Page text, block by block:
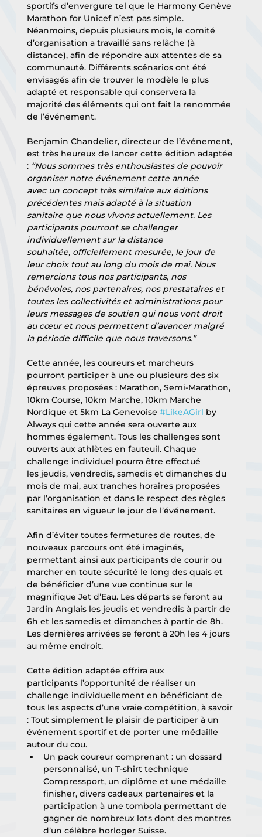
sportifs d’envergure tel que le Harmony Genève
Marathon for Unicef n’est pas simple.
Néanmoins, depuis plusieurs mois, le comité
d’organisation a travaillé sans relâche (à
distance), afin de répondre aux attentes de sa
communauté. Différents scénarios ont été
envisagés afin de trouver le modèle le plus
adapté et responsable qui conservera la
majorité des éléments qui ont fait la renommée
de l’événement.
Benjamin Chandelier, directeur de l’événement,
est très heureux de lancer cette édition adaptée
: “Nous sommes très enthousiastes de pouvoir
organiser notre événement cette année
avec un concept très similaire aux éditions
précédentes mais adapté à la situation
sanitaire que nous vivons actuellement. Les
participants pourront se challenger
individuellement sur la distance
souhaitée, officiellement mesurée, le jour de
leur choix tout au long du mois de mai. Nous
remercions tous nos participants, nos
bénévoles, nos partenaires, nos prestataires et
toutes les collectivités et administrations pour
leurs messages de soutien qui nous vont droit
au cœur et nous permettent d’avancer malgré
la période difficile que nous traversons.”
Cette année, les coureurs et marcheurs
pourront participer à une ou plusieurs des six
épreuves proposées : Marathon, Semi-Marathon,
10km Course, 10km Marche, 10km Marche
Nordique et 5km La Genevoise #LikeAGirl by
Always qui cette année sera ouverte aux
hommes également. Tous les challenges sont
ouverts aux athlètes en fauteuil. Chaque
challenge individuel pourra être effectué
les jeudis, vendredis, samedis et dimanches du
mois de mai, aux tranches horaires proposées
par l’organisation et dans le respect des règles
sanitaires en vigueur le jour de l’événement.
Afin d’éviter toutes fermetures de routes, de
nouveaux parcours ont été imaginés,
permettant ainsi aux participants de courir ou
marcher en toute sécurité le long des quais et
de bénéficier d’une vue continue sur le
magnifique Jet d’Eau. Les départs se feront au
Jardin Anglais les jeudis et vendredis à partir de
6h et les samedis et dimanches à partir de 8h.
Les dernières arrivées se feront à 20h les 4 jours
au même endroit.
Cette édition adaptée offrira aux
participants l’opportunité de réaliser un
challenge individuellement en bénéficiant de
tous les aspects d’une vraie compétition, à savoir
: Tout simplement le plaisir de participer à un
événement sportif et de porter une médaille
autour du cou.
Un pack coureur comprenant : un dossard
personnalisé, un T-shirt technique
Compressport, un diplôme et une médaille
finisher, divers cadeaux partenaires et la
participation à une tombola permettant de
gagner de nombreux lots dont des montres
d’un célèbre horloger Suisse.